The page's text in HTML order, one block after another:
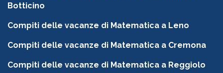
Botticino
Compiti delle vacanze di Matematica a Leno
Compiti delle vacanze di Matematica a Cremona
Compiti delle vacanze di Matematica a Reggiolo